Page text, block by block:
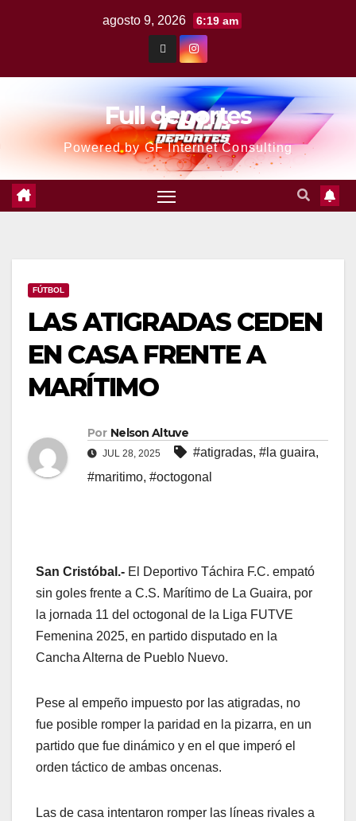
agosto 9, 2026 6:19 am
Full deportes
Powered by GF Internet Consulting
FÚTBOL
LAS ATIGRADAS CEDEN
EN CASA FRENTE A
MARÍTIMO
Por Nelson Altuve
JUL 28, 2025 #atigradas, #la guaira,
#maritimo, #octogonal
San Cristóbal.- El Deportivo Táchira F.C. empató
sin goles frente a C.S. Marítimo de La Guaira, por
la jornada 11 del octogonal de la Liga FUTVE
Femenina 2025, en partido disputado en la
Cancha Alterna de Pueblo Nuevo.
Pese al empeño impuesto por las atigradas, no
fue posible romper la paridad en la pizarra, en un
partido que fue dinámico y en el que imperó el
orden táctico de ambas oncenas.
Las de casa intentaron romper las líneas rivales a